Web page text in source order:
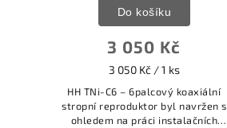
3 050 Kč
3 050 Kč / 1 ks
Do košíku
HH TNi-C6 – 6palcový koaxiální
stropní reproduktor byl navržen s
ohledem na práci instalačních